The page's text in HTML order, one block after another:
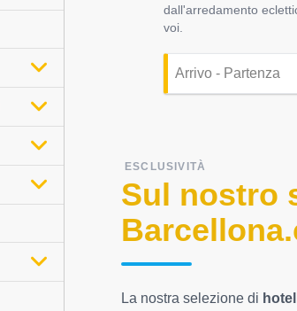
dall'arredamento
voi.
ESCLUSIVITÀ
Sul nostro
La nostra selezione di